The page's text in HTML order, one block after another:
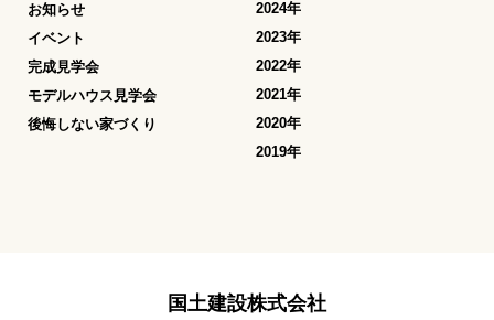
お知らせ
イベント
完成見学会
モデルハウス見学会
後悔しない家づくり
2024年
2023年
2022年
2021年
2020年
2019年
国土建設株式会社